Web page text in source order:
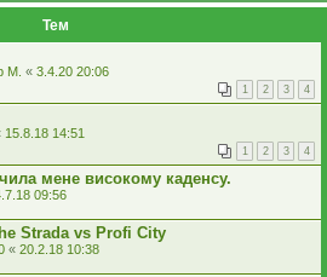
Тем
М. « 3.4.20 20:06
1 2 3 4
15.8.18 14:51
1 2 3 4
мене високому каденсу.
09:56
Strada vs Profi City
« 20.2.18 10:38